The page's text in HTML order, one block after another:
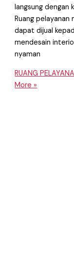
langsung dengan
Ruang
dapat dijual
mendesain
nyaman
RUANG
More »